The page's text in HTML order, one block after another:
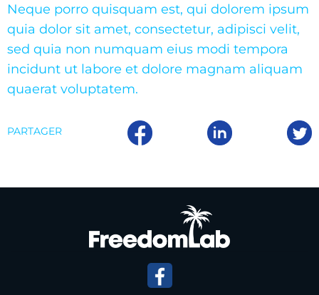
Neque porro quisquam est, qui dolorem ipsum
quia dolor sit amet, consectetur, adipisci velit,
sed quia non numquam eius modi tempora
incidunt ut labore et dolore magnam aliquam
quaerat voluptatem.
PARTAGER